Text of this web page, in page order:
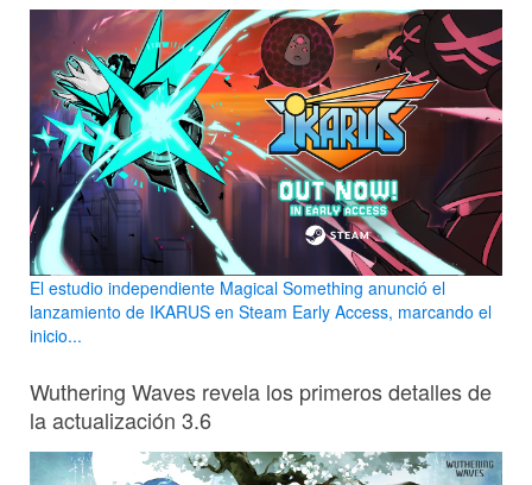
El estudio independiente Magical Something anunció el
lanzamiento de IKARUS en Steam Early Access, marcando el
inicio...
Wuthering Waves revela los primeros detalles de
la actualización 3.6